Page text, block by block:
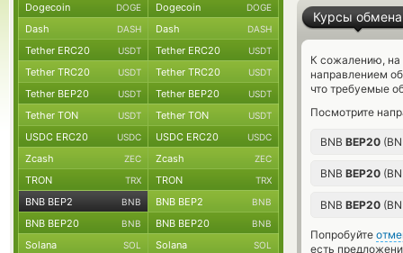
Курсы обмена
К сожалению, на
направлением
что требуемые
Посмотрите
BNB BEP20
BNB BEP20
BNB BEP20
Попробуйте
есть
Dogecoin DOGE Dogecoin DOGE
Dash DASH Dash DASH
Tether ERC20 USDT Tether ERC20 USDT
Tether TRC20 USDT Tether TRC20 USDT
Tether BEP20 USDT Tether BEP20 USDT
Tether TON USDT Tether TON USDT
USDC ERC20 USDC USDC ERC20 USDC
Zcash ZEC Zcash ZEC
TRON TRX TRON TRX
BNB BEP2 BNB BNB BEP2 BNB
BNB BEP20 BNB BNB BEP20 BNB
Solana SOL Solana SOL